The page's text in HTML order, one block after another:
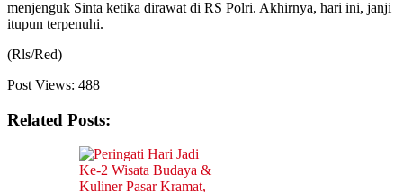
menjenguk Sinta ketika dirawat di RS Polri. Akhirnya, hari ini, janji
itupun terpenuhi.
(Rls/Red)
Post Views: 488
Related Posts: